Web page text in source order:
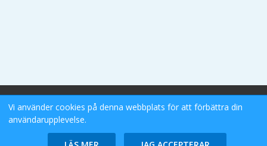
Stockholms Stad eDok Meetings
Vi använder cookies på denna webbplats för att förbättra din
användarupplevelse.